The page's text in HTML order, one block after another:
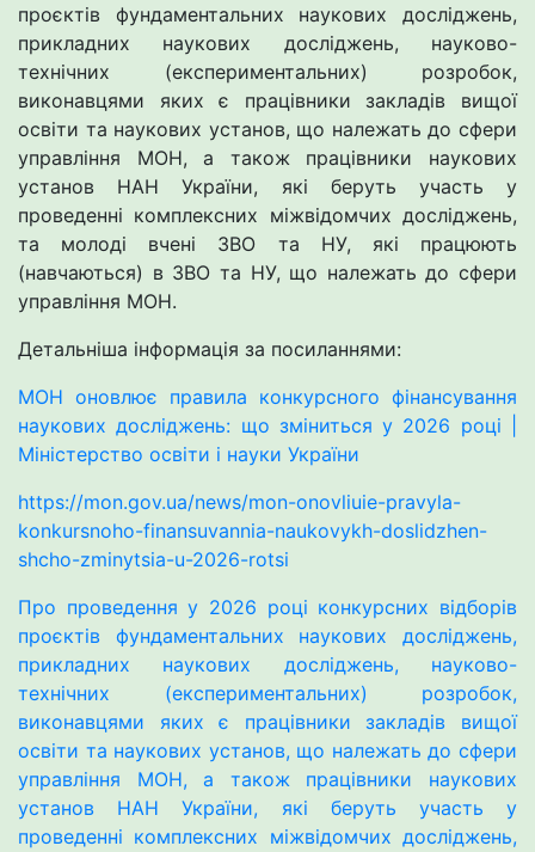
проєктів фундаментальних наукових досліджень,
прикладних наукових досліджень, науково-
технічних (експериментальних) розробок,
виконавцями яких є працівники закладів вищої
освіти та наукових установ, що належать до сфери
управління МОН, а також працівники наукових
установ НАН України, які беруть участь у
проведенні комплексних міжвідомчих досліджень,
та молоді вчені ЗВО та НУ, які працюють
(навчаються) в ЗВО та НУ, що належать до сфери
управління МОН.
Детальніша інформація за посиланнями:
МОН оновлює правила конкурсного фінансування
наукових досліджень: що зміниться у 2026 році |
Міністерство освіти і науки України
https://mon.gov.ua/news/mon-onovliuie-pravyla-
konkursnoho-finansuvannia-naukovykh-doslidzhen-
shcho-zminytsia-u-2026-rotsi
Про проведення у 2026 році конкурсних відборів
проєктів фундаментальних наукових досліджень,
прикладних наукових досліджень, науково-
технічних (експериментальних) розробок,
виконавцями яких є працівники закладів вищої
освіти та наукових установ, що належать до сфери
управління МОН, а також працівники наукових
установ НАН України, які беруть участь у
проведенні комплексних міжвідомчих досліджень,